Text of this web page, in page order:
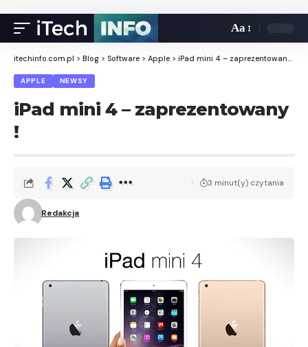
Aa
itechinfo.com.pl > Blog > Software > Apple > iPad mini 4 – zaprezentowany !
APPLE NEWSY
iPad mini 4 – zaprezentowany
!
Redakcja
3 minut(y) czytania